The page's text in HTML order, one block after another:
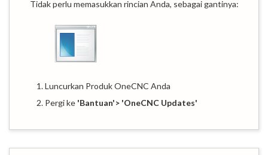
Tidak perlu memasukkan rincian Anda, sebagai gantinya:
1. Luncurkan Produk OneCNC Anda
2. Pergi ke 'Bantuan'> 'OneCNC Updates'